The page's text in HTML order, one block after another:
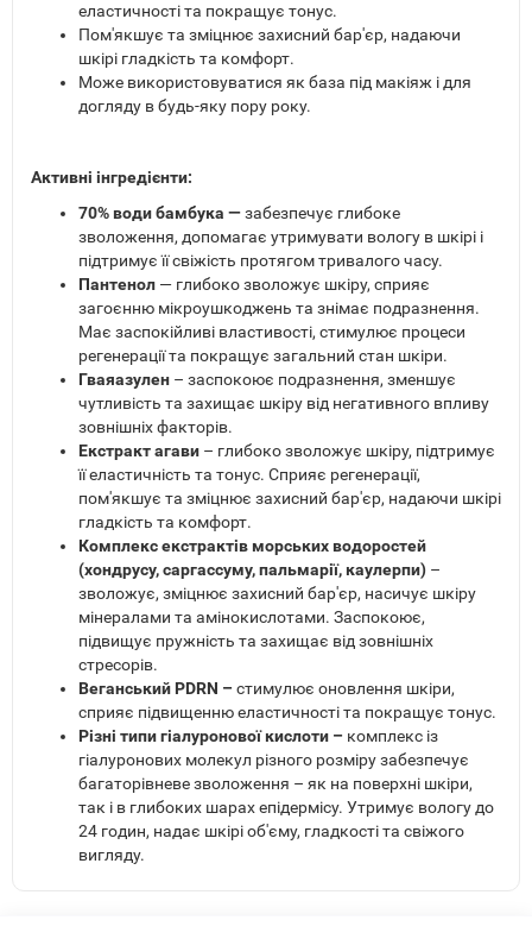
еластичності та покращує тонус.
Пом'якшує та зміцнює захисний бар'єр, надаючи
шкірі гладкість та комфорт.
Може використовуватися як база під макіяж і для
догляду в будь-яку пору року.
Активні інгредієнти:
70% води бамбука —забезпечує глибоке
зволоження, допомагає утримувати вологу в шкірі і
підтримує її свіжість протягом тривалого часу.
Пантенол — глибоко зволожує шкіру, сприяє
загоєнню мікроушкоджень та знімає подразнення.
Має заспокійливі властивості, стимулює процеси
регенерації та покращує загальний стан шкіри.
Гваяазулен – заспокоює подразнення, зменшує
чутливість та захищає шкіру від негативного впливу
зовнішніх факторів.
Екстракт агави – глибоко зволожує шкіру, підтримує
її еластичність та тонус. Сприяє регенерації,
пом'якшує та зміцнює захисний бар'єр, надаючи шкірі
гладкість та комфорт.
Комплекс екстрактів морських водоростей
(хондрусу, саргассуму, пальмарії, каулерпи) –
зволожує, зміцнює захисний бар'єр, насичує шкіру
мінералами та амінокислотами. Заспокоює,
підвищує пружність та захищає від зовнішніх
стресорів.
Веганський PDRN – стимулює оновлення шкіри,
сприяє підвищенню еластичності та покращує тонус.
Різні типи гіалуронової кислоти – комплекс із
гіалуронових молекул різного розміру забезпечує
багаторівневе зволоження – як на поверхні шкіри,
так і в глибоких шарах епідермісу. Утримує вологу до
24 годин, надає шкірі об'єму, гладкості та свіжого
вигляду.